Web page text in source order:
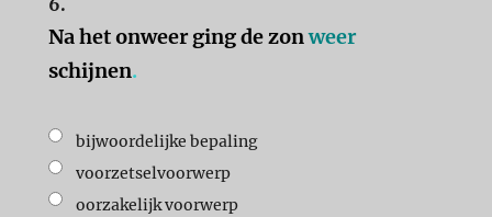
6.
Na het onweer ging de zonweer
schijnen.
bijwoordelijke bepaling
voorzetselvoorwerp
oorzakelijk voorwerp